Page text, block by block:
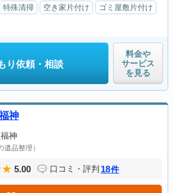
特殊清掃 空き家片付け
ゴミ屋敷片付け
り依頼・相談
料金や
サービス
を見る
神
神
遺品整理）
5.00 口コミ・評判 18件